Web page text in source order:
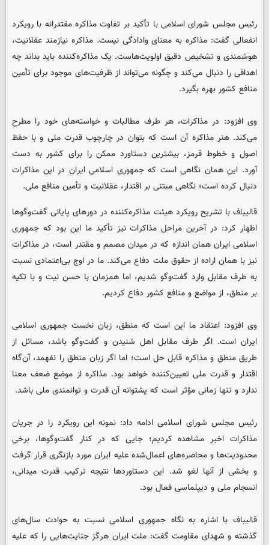
رئیس مجلس شورای اسلامی با تأکید بر تفاوت مذاکره مقتدرانه با رویکرد
انفعالی گفت: مذاکره به معنای وادادگی نیست. مذاکره نیازمند عقلانیت،
هوشمندی و تشخیص دقیق اولویت‌هاست. یک مذاکره‌کننده باید بداند چه
اهدافی را دنبال می‌کند و چگونه می‌تواند از ظرفیت‌های موجود برای تأمین
منافع کشور بهره بگیرد.
وی افزود: در مذاکرات، هر طرف مطالبات و خواسته‌های خود را مطرح
می‌کند. هنر مذاکره آن است که بتوان در چارچوب قدرت ملی و با حفظ
اصول و خطوط قرمز، بیشترین دستاورد ممکن را برای کشور به دست
آورد. این همان نگاهی است که جمهوری اسلامی ایران در این مذاکرات
دنبال کرده است؛ نگاهی مبتنی بر اقتدار، عقلانیت و تأمین منافع ملی.
قالیباف با تشریح رویکرد هیئت مذاکره‌کننده در دورهای پایانی گفت‌وگوها
اظهار کرد: در آخرین مراحل مذاکرات نیز تأکید ما این بود که جمهوری
اسلامی ایران همان اندازه که در میدان مصمم و مقتدر است، در مذاکرات
نیز با همان اراده از حقوق ملت دفاع می‌کند. ما در اوج بی‌اعتمادی نسبت
به طرف مقابل وارد گفت‌وگو شدیم، اما همزمان با حسن نیت و با تکیه
بر منطق، از مواضع و منافع کشور دفاع کردیم.
وی افزود: اعتقاد ما این است که منطق، زبان نخست جمهوری اسلامی
ایران است. اگر طرف مقابل اهل شنیدن و گفت‌وگو باشد، مسائل از
طریق منطق و مذاکره قابل حل است؛ اما اگر زبان منطق را نفهمد، آن‌گاه
اقتدار و قدرت ملی تعیین‌کننده خواهد بود. مذاکره از موضع ضعف معنا
ندارد و تنها زمانی مؤثر است که پشتوانه آن قدرت و توانمندی ملی باشد.
رئیس مجلس شورای اسلامی ادامه داد: نمونه این رویکرد را در جریان
مذاکرات اخیر مشاهده کردیم؛ جایی که در کنار گفت‌وگوها، برخی
محدودیت‌ها و محاصره‌های اعمال‌شده علیه ایران مورد بازنگری قرار گرفت
و بخشی از آنها لغو شد. این دستاوردها نتیجه ترکیب قدرت میدانی،
انسجام ملی و دیپلماسی فعال بود.
قالیباف با اشاره به نگاه جمهوری اسلامی نسبت به حوادث سال‌های
گذشته و شهدای مقاومت گفت: ملت ایران هرگز جنایت‌هایی را که علیه